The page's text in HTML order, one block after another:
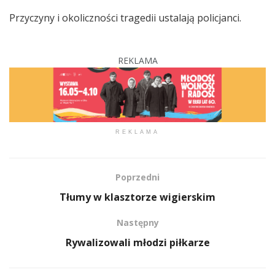
Przyczyny i okoliczności tragedii ustalają policjanci.
REKLAMA
REKLAMA
Poprzedni
Tłumy w klasztorze wigierskim
Następny
Rywalizowali młodzi piłkarze